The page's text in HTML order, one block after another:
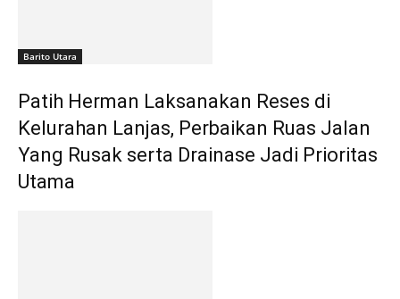
Barito Utara
Patih Herman Laksanakan Reses di
Kelurahan Lanjas, Perbaikan Ruas Jalan
Yang Rusak serta Drainase Jadi Prioritas
Utama